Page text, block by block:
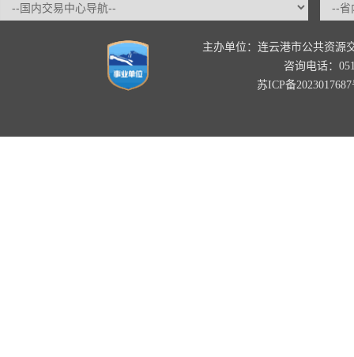
主办单位：连云港市公共资源
咨询电话：
苏ICP备